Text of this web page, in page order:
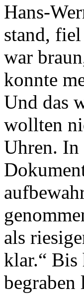
Hans-
stand,
war
konnte
Und das
wollten
Uhren. In
als
klar.“ Bis
begraben